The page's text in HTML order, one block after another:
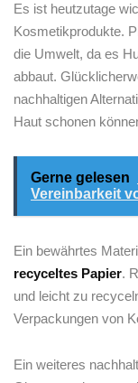
Es ist heutzutage
Kosmetikprodukte.⁣
die Umwelt, ‌da es
abbaut.
nachhaltigen
Haut⁤ schonen⁣
Gerne gelesen
Vereinbarkeit
Ein bewährtes
recyceltes Papier.​
und​ leicht zu
Verpackungen von
Ein weiteres⁢